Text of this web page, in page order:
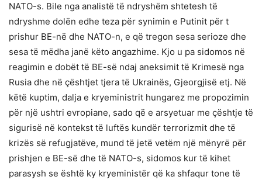
NATO-s. Bile nga analistë të ndryshëm shtetesh të
ndryshme dolën edhe teza për synimin e Putinit për t
prishur BE-në dhe NATO-n, e që tregon sesa serioze dhe
sesa të mëdha janë këto angazhime. Kjo u pa sidomos në
reagimin e dobët të BE-së ndaj aneksimit të Krimesë nga
Rusia dhe në çështjet tjera të Ukrainës, Gjeorgjisë etj. Në
këtë kuptim, dalja e kryeministrit hungarez me propozimin
për një ushtri evropiane, sado që e arsyetuar me çështje të
sigurisë në kontekst të luftës kundër terrorizmit dhe të
krizës së refugjatëve, mund të jetë vetëm një mënyrë për
prishjen e BE-së dhe të NATO-s, sidomos kur të kihet
parasysh se është ky kryeministër që ka shfaqur tone të